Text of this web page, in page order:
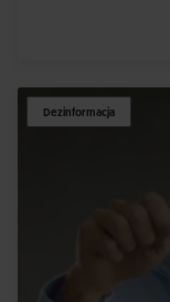
Dezinformacja